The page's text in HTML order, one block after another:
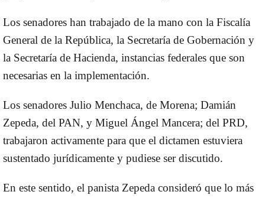
Los senadores han trabajado de la mano con la Fiscalía
General de la República, la Secretaría de Gobernación y
la Secretaría de Hacienda, instancias federales que son
necesarias en la implementación.
Los senadores Julio Menchaca, de Morena; Damián
Zepeda, del PAN, y Miguel Ángel Mancera; del PRD,
trabajaron activamente para que el dictamen estuviera
sustentado jurídicamente y pudiese ser discutido.
En este sentido, el panista Zepeda consideró que lo más